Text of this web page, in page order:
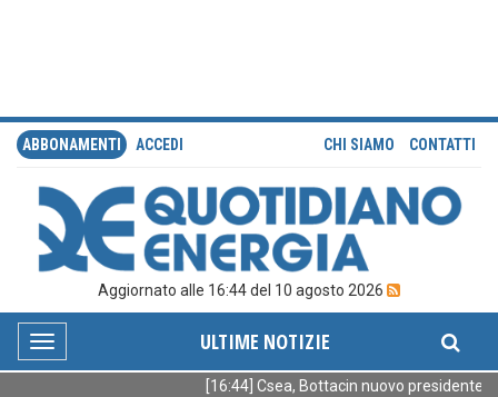
ABBONAMENTI ACCEDI CHI SIAMO CONTATTI
Aggiornato alle 16:44 del 10 agosto 2026
Toggle
navigation
ULTIME NOTIZIE
[16:44] Csea, Bottacin nuovo presidente